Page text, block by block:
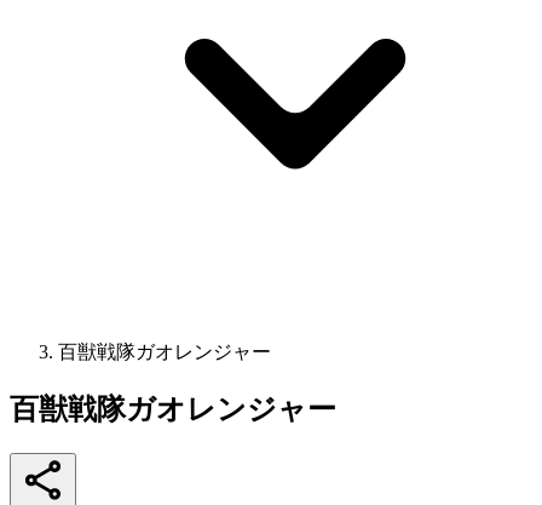
百獣戦隊ガオレンジャー
百獣戦隊ガオレンジャー